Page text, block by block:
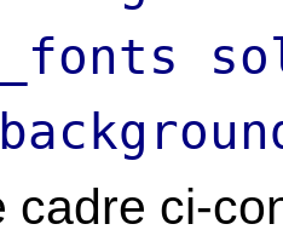
cadre ci-